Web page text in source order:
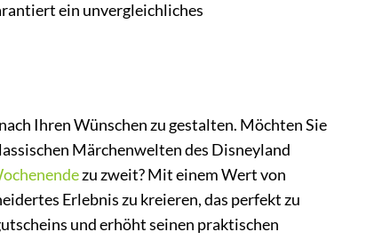
ein unvergleichliches
Ihren Wünschen zu gestalten. Möchten Sie
Märchenwelten des Disneyland
zu zweit? Mit einem Wert von
Erlebnis zu kreieren, das perfekt zu
und erhöht seinen praktischen